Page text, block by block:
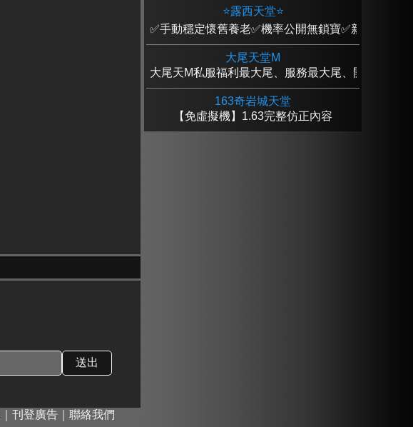
⭐露西天堂⭐
✅手動穩定懷舊養老✅機率公開無鎖寶✅新手直升55
大尾天堂M
大尾天M私服福利最大尾、服務最大尾、開掛最大
163奇岩城天堂
【免虛擬機】1.63完整仿正內容
刊登廣告｜ 聯絡我們